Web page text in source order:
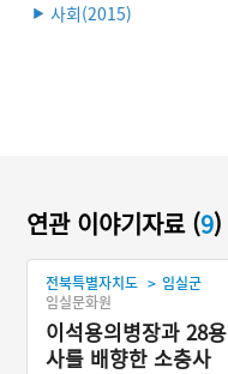
▶ 사회(2015)
연관 이야기자료 (9)
전북특별자치도 > 임실군
임실문화원
이석용의병장과 28용
사를 배향한 소충사